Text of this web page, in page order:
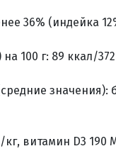
36% (индейка
100 г: 89 ккал/
значения):
витамин D3 190